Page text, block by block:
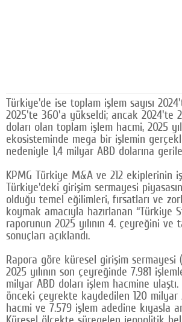
Twitter
Google Plus
© 2026 TÜM HAKLARI SAKLIDIR
Türkiye'de ise toplam işlem sayısı
2025'te 360'a yükseldi; ancak 2024'te
doları olan toplam işlem hacmi, 2025
ekosisteminde mega bir işlemin
nedeniyle 1,4 milyar ABD dolarına
KPMG Türkiye M&A ve 212 ekiplerinin
Türkiye'deki girişim sermayesi
olduğu temel eğilimleri, fırsatları ve
koymak amacıyla hazırlanan “Türkiye
raporunun 2025 yılının 4. çeyreğini ve
sonuçları açıklandı.
Rapora göre küresel girişim sermayesi
2025 yılının son çeyreğinde 7.981
milyar ABD doları işlem hacmine
önceki çeyrekte kaydedilen 120 milyar
hacmi ve 7.579 işlem adedine kıyasla